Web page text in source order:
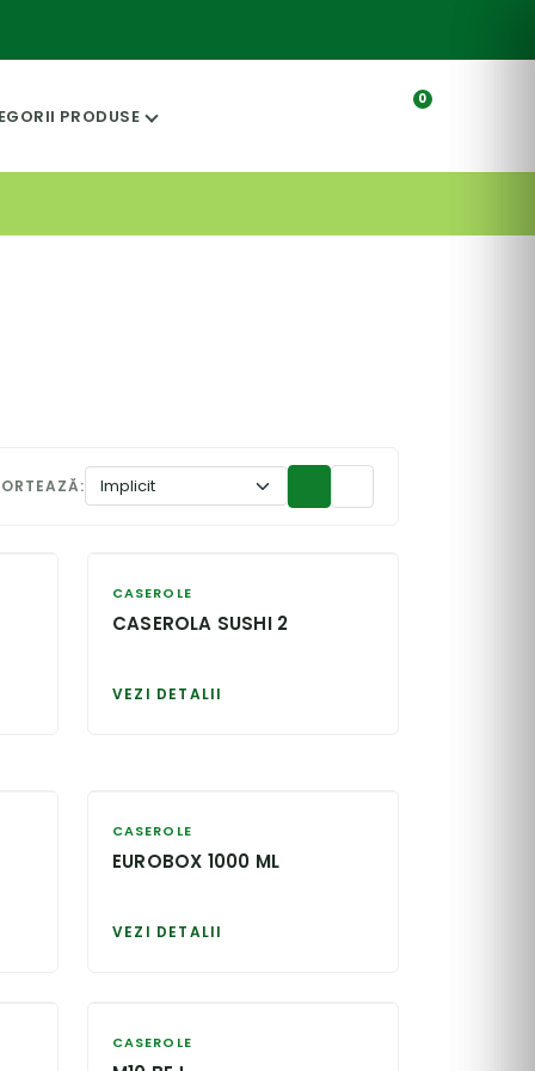
PRODUSE
0
CASEROLE
CASEROLA SUSHI 2
VEZI DETALII
CASEROLE
EUROBOX 1000 ML
VEZI DETALII
CASEROLE